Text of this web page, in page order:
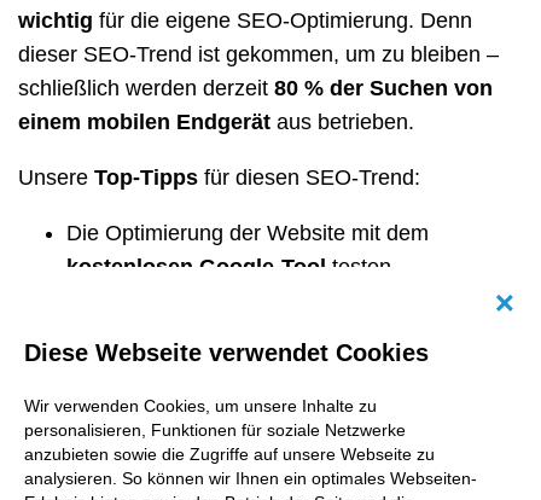
wichtig für die eigene SEO-Optimierung. Denn
dieser SEO-Trend ist gekommen, um zu bleiben –
schließlich werden derzeit 80 % der Suchen von
einem mobilen Endgerät aus betrieben.
Unsere Top-Tipps für diesen SEO-Trend:
Die Optimierung der Website mit dem
kostenlosen Google-Tool testen.
Schauen, ob Google auf Content der Website
auf der mobilen Website sowie der
Desktopversion dieselben Meta-Robots-Tags
genutzt werden. Zudem sollte es mobil
Lazy Loading
nach User:innen-Interaktion
Diese Webseite verwendet Cookies
Wir verwenden Cookies, um unsere Inhalte zu
personalisieren, Funktionen für soziale Netzwerke
anzubieten sowie die Zugriffe auf unsere Webseite zu
analysieren. So können wir Ihnen ein optimales Webseiten-